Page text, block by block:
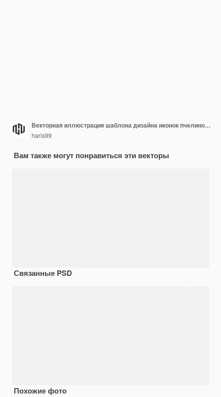
Векторная иллюстрация шаблона дизайна иконок пчелиной линии
haris99
Вам также могут понравиться эти векторы
Связанные PSD
Похожие фото